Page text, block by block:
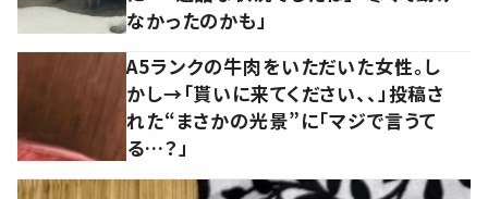
なかったのかも」
A5ランクの牛肉をいただいた女性。し
かし→「貰いに来てください、、」投稿さ
れた“まさかの光景”に「マジで言うて
る…？」